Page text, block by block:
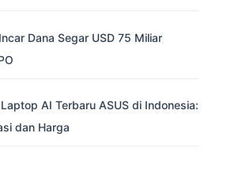
Dana Segar USD 75 Miliar
AI Terbaru ASUS di Indonesia:
dan Harga